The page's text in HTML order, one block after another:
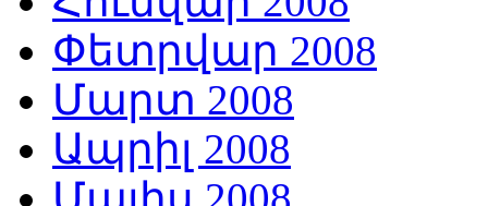
Փետրվար 2008
Մարտ 2008
Ապրիլ 2008